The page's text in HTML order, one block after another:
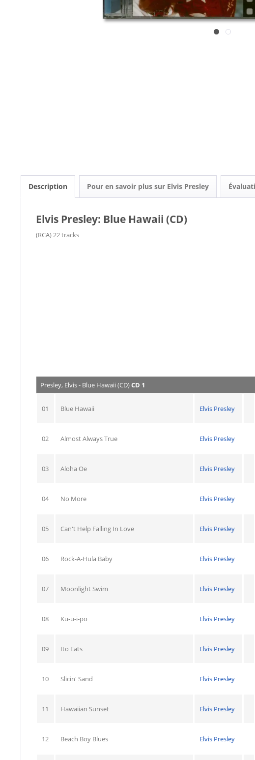
Description Pour en savoir plus sur Elvis Presley
Elvis Presley: Blue Hawaii (CD)
(RCA) 22 tracks
Presley, Elvis - Blue Hawaii (CD)CD 1
01 Blue Hawaii Elvis Presley
02 Almost Always True Elvis Presley
03 Aloha Oe Elvis Presley
04 No More Elvis Presley
05 Can't Help Falling In Love Elvis Presley
06 Rock-A-Hula Baby Elvis Presley
07 Moonlight Swim Elvis Presley
08 Ku-u-i-po Elvis Presley
09 Ito Eats Elvis Presley
10 Slicin' Sand Elvis Presley
11 Hawaiian Sunset Elvis Presley
12 Beach Boy Blues Elvis Presley